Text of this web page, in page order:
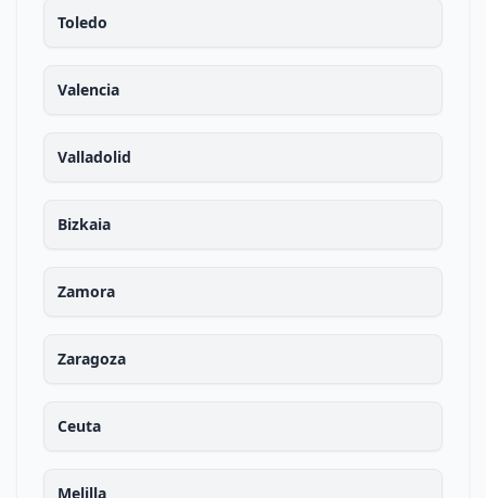
Toledo
Valencia
Valladolid
Bizkaia
Zamora
Zaragoza
Ceuta
Melilla